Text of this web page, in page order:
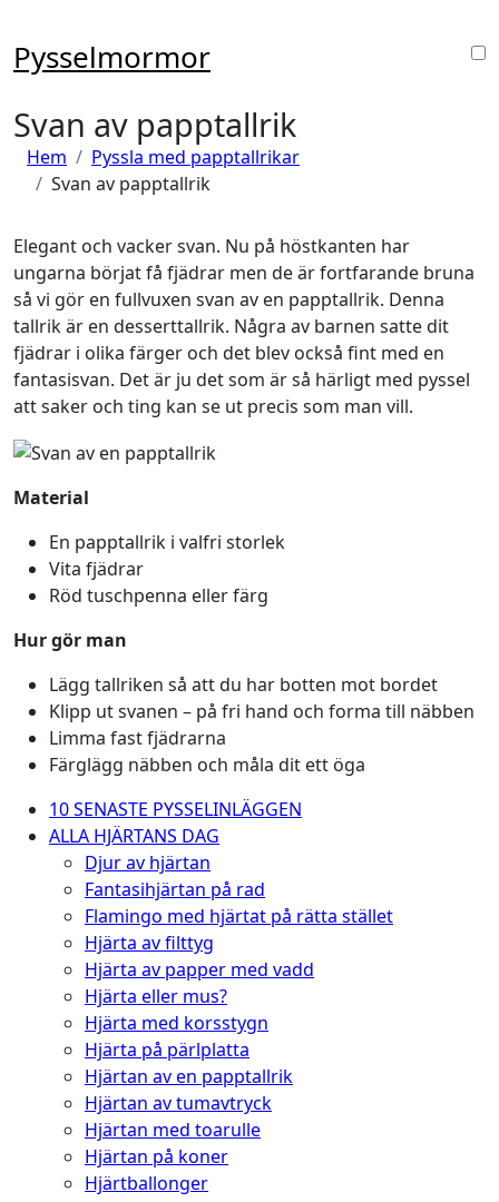
innehåll
Pysselmormor
Svan av papptallrik
Hem
Pyssla med papptallrikar
Svan av papptallrik
Elegant och vacker svan. Nu på höstkanten har
ungarna börjat få fjädrar men de är fortfarande bruna
så vi gör en fullvuxen svan av en papptallrik. Denna
tallrik är en desserttallrik. Några av barnen satte dit
fjädrar i olika färger och det blev också fint med en
fantasisvan. Det är ju det som är så härligt med pyssel
att saker och ting kan se ut precis som man vill.
Material
En papptallrik i valfri storlek
Vita fjädrar
Röd tuschpenna eller färg
Hur gör man
Lägg tallriken så att du har botten mot bordet
Klipp ut svanen – på fri hand och forma till näbben
Limma fast fjädrarna
Färglägg näbben och måla dit ett öga
10 SENASTE PYSSELINLÄGGEN
ALLA HJÄRTANS DAG
Djur av hjärtan
Fantasihjärtan på rad
Flamingo med hjärtat på rätta stället
Hjärta av filttyg
Hjärta av papper med vadd
Hjärta eller mus?
Hjärta med korsstygn
Hjärta på pärlplatta
Hjärtan av en papptallrik
Hjärtan av tumavtryck
Hjärtan med toarulle
Hjärtan på koner
Hjärtballonger